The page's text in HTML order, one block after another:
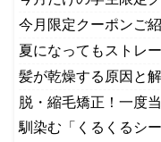
今月限定クーポンご紹
夏になってもストレ
髪が乾燥する原因と
脱・縮毛矯正！一度
馴染む「くるくるシ